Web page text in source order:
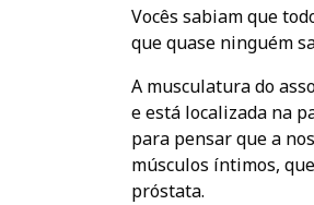
Vocês sabiam que
que quase ninguém
A musculatura do
e está localizada na
para pensar que a
músculos íntimos,
próstata.